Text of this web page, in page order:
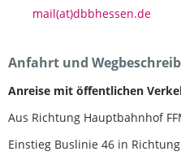
mail(at)dbbhessen.de
Anfahrt und
Anreise mit öffentlichen
Aus Richtung Hauptbahnhof
Einstieg Buslinie 46 in